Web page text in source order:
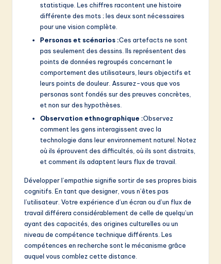
statistique. Les chiffres racontent une histoire
différente des mots ; les deux sont nécessaires
pour une vision complète.
Personas et scénarios :Ces artefacts ne sont
pas seulement des dessins. Ils représentent des
points de données regroupés concernant le
comportement des utilisateurs, leurs objectifs et
leurs points de douleur. Assurez-vous que vos
personas sont fondés sur des preuves concrètes,
et non sur des hypothèses.
Observation ethnographique :Observez
comment les gens interagissent avec la
technologie dans leur environnement naturel. Notez
où ils éprouvent des difficultés, où ils sont distraits,
et comment ils adaptent leurs flux de travail.
Développer l’empathie signifie sortir de ses propres biais
cognitifs. En tant que designer, vous n’êtes pas
l’utilisateur. Votre expérience d’un écran ou d’un flux de
travail différera considérablement de celle de quelqu’un
ayant des capacités, des origines culturelles ou un
niveau de compétence technique différents. Les
compétences en recherche sont le mécanisme grâce
auquel vous comblez cette distance.